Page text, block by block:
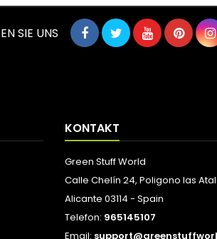
SIE UNS
KONTAKT
Green Stuff World
Calle Chelín 24, Poligono las
Alicante 03114 - Spain
Telefon: 965145107
Email: